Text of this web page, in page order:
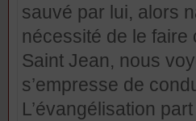
sauvé par lui, alors
nécessité de le faire
Saint Jean, nous
s’empresse de
L’évangélisation